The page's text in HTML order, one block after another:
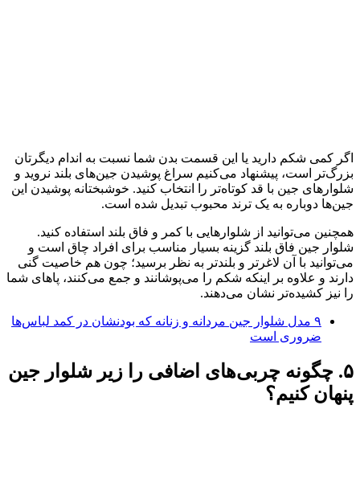
اگر کمی شکم دارید یا این قسمت بدن شما نسبت به اندام دیگرتان
بزرگ‌تر است، پیشنهاد می‌کنیم سراغ پوشیدن جین‌های بلند نروید و
شلوارهای جین با قد کوتاه‌تر را انتخاب کنید. خوشبختانه پوشیدن این
جین‌ها دوباره به یک ترند محبوب تبدیل شده است.
همچنین می‌توانید از شلوارهایی با کمر و فاق بلند استفاده کنید.
شلوار جین فاق بلند گزینه بسیار مناسب برای افراد چاق است و
می‌توانید با آن‌ لاغرتر و بلندتر به نظر برسید؛ چون هم خاصیت گنی
دارند و علاوه بر اینکه شکم را می‌پوشانند و جمع می‌کنند، پاهای شما
را نیز کشیده‌تر نشان می‌دهند.
۹ مدل شلوار جین مردانه و زنانه که بودنشان در کمد لباس‌ها
ضروری است
۵. چگونه چربی‌های اضافی را زیر شلوار جین
پنهان کنیم؟